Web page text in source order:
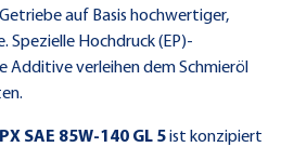
auf Basis hochwertiger,
Spezielle Hochdruck (EP)-
Additive verleihen dem Schmieröl
SAE 85W-140 GL 5ist konzipiert